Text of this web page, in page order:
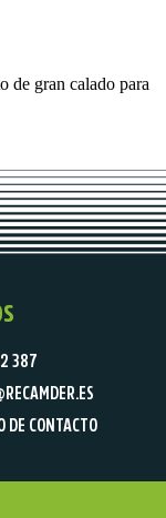
de gran calado para
387
DE CONTACTO